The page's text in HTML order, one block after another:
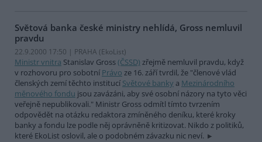
Světová banka české ministry nehlídá, Gross nemluvil
pravdu
22.9.2000 17:50 | PRAHA (EkoList)
Ministr vnitra Stanislav Gross(ČSSD) zřejmě nemluvil pravdu, když
v rozhovoru pro sobotní Právo ze 16. září tvrdil, že "členové vlád
členských zemí těchto institucí Světové banky a Mezinárodního
měnového fondu jsou zavázáni, aby své osobní názory na tyto věci
veřejně nepublikovali." Ministr Gross odmítl tímto tvrzením
odpovědět na otázku redaktora zmíněného deníku, které kroky
banky a fondu lze podle něj oprávněně kritizovat. Nikdo z politiků,
které EkoList oslovil, ale o podobném závazku nic neví.